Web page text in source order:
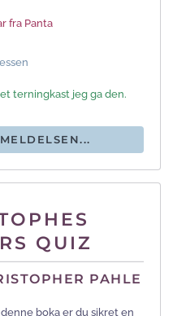
fra Panta
terningkast jeg ga den.
QUIZ
PAHLE
boka er du sikret en